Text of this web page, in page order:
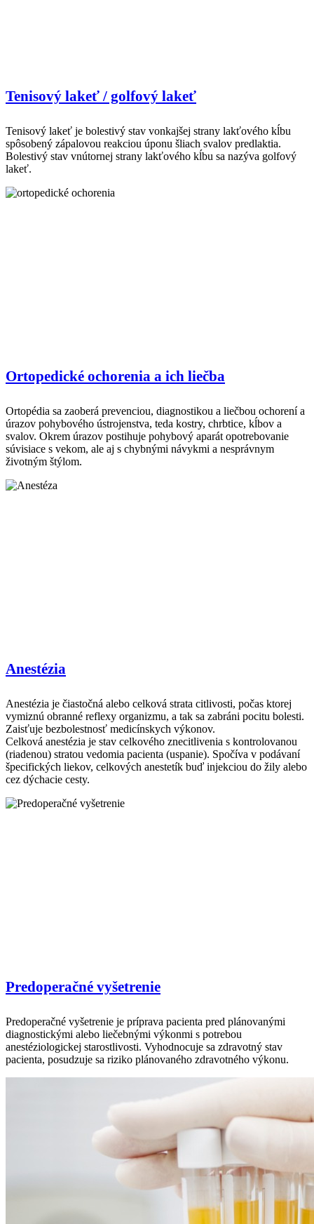
Tenisový lakeť / golfový lakeť
Tenisový lakeť je bolestivý stav vonkajšej strany lakťového kĺbu
spôsobený zápalovou reakciou úponu šliach svalov predlaktia.
Bolestivý stav vnútornej strany lakťového kĺbu sa nazýva golfový
lakeť.
Ortopedické ochorenia a ich liečba
Ortopédia sa zaoberá prevenciou, diagnostikou a liečbou ochorení a
úrazov pohybového ústrojenstva, teda kostry, chrbtice, kĺbov a
svalov. Okrem úrazov postihuje pohybový aparát opotrebovanie
súvisiace s vekom, ale aj s chybnými návykmi a nesprávnym
životným štýlom.
Anestézia
Anestézia je čiastočná alebo celková strata citlivosti, počas ktorej
vymiznú obranné reflexy organizmu, a tak sa zabráni pocitu bolesti.
Zaisťuje bezbolestnosť medicínskych výkonov.
Celková anestézia je stav celkového znecitlivenia s kontrolovanou
(riadenou) stratou vedomia pacienta (uspanie). Spočíva v podávaní
špecifických liekov, celkových anestetík buď injekciou do žily alebo
cez dýchacie cesty.
Predoperačné vyšetrenie
Predoperačné vyšetrenie je príprava pacienta pred plánovanými
diagnostickými alebo liečebnými výkonmi s potrebou
anestéziologickej starostlivosti. Vyhodnocuje sa zdravotný stav
pacienta, posudzuje sa riziko plánovaného zdravotného výkonu.